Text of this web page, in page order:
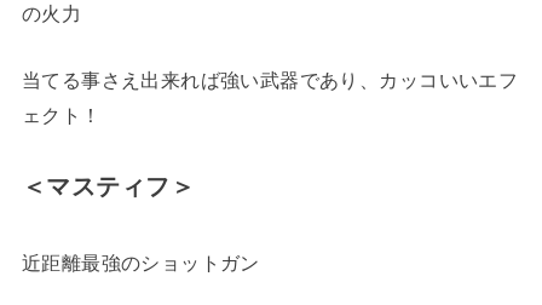
の火力
当てる事さえ出来れば強い武器であり、カッコいいエフ
ェクト！
＜マスティフ＞
近距離最強のショットガン